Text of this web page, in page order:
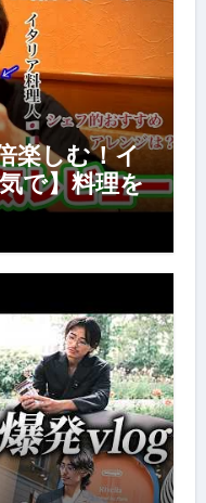
楽しむ！イ
で】料理を